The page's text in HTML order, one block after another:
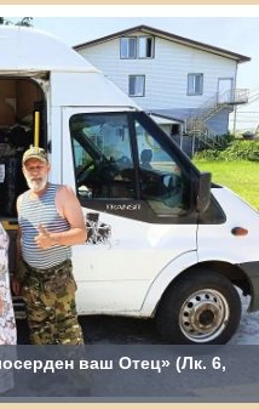
ваш Отец» (Лк. 6,